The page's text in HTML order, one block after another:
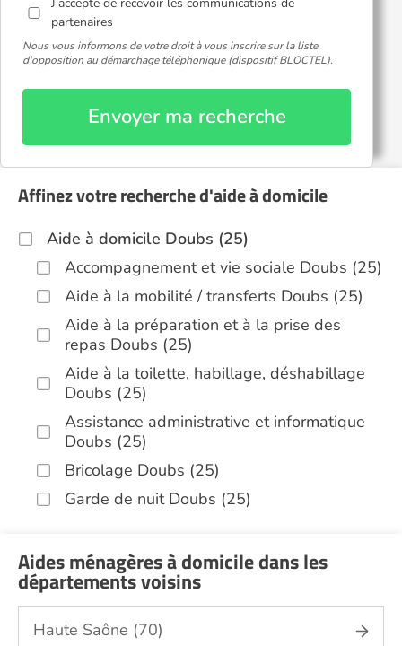
partenaires
Nous vous informons de votre droit à vous inscrire sur la liste
d'opposition au démarchage téléphonique (dispositif BLOCTEL).
Envoyer ma recherche
Affinez votre recherche d'aide à domicile
Aide à domicile Doubs (25)
Accompagnement et vie sociale Doubs (25)
Aide à la mobilité / transferts Doubs (25)
Aide à la préparation et à la prise des
repas Doubs (25)
Aide à la toilette, habillage, déshabillage
Doubs (25)
Assistance administrative et informatique
Doubs (25)
Bricolage Doubs (25)
Garde de nuit Doubs (25)
Jardinage Doubs (25)
Aide aux courses Doubs (25)
Entretien du cadre de vie, ménage,
repassage, gestion du linge Doubs (25)
Aides ménagères à domicile dans les
départements voisins
Haute Saône (70)